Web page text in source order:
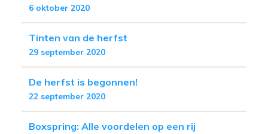
6 oktober 2020
Tinten van de herfst
29 september 2020
De herfst is begonnen!
22 september 2020
Boxspring: Alle voordelen op een rij